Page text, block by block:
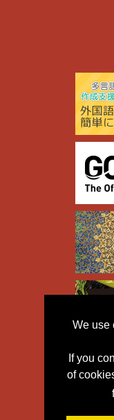
We use
If you
of